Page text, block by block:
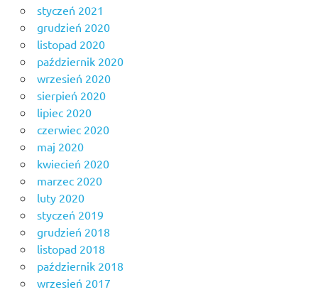
styczeń 2021
grudzień 2020
listopad 2020
październik 2020
wrzesień 2020
sierpień 2020
lipiec 2020
czerwiec 2020
maj 2020
kwiecień 2020
marzec 2020
luty 2020
styczeń 2019
grudzień 2018
listopad 2018
październik 2018
wrzesień 2017